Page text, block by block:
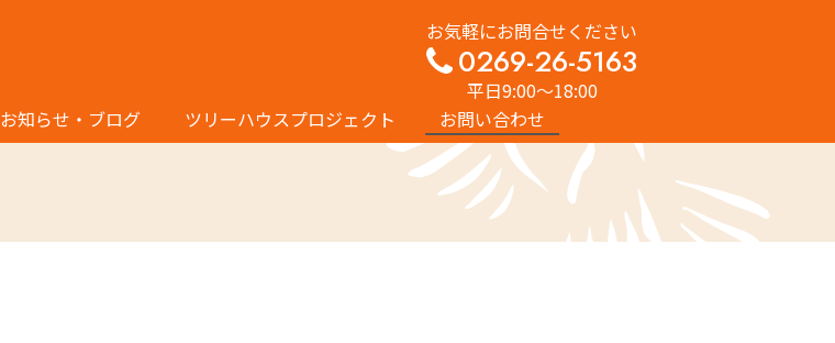
お気軽にお問合せください
0269-26-5163
平日9:00〜18:00
お知らせ・ブログ ツリーハウスプロジェクト お問い合わせ
お問い合わせ